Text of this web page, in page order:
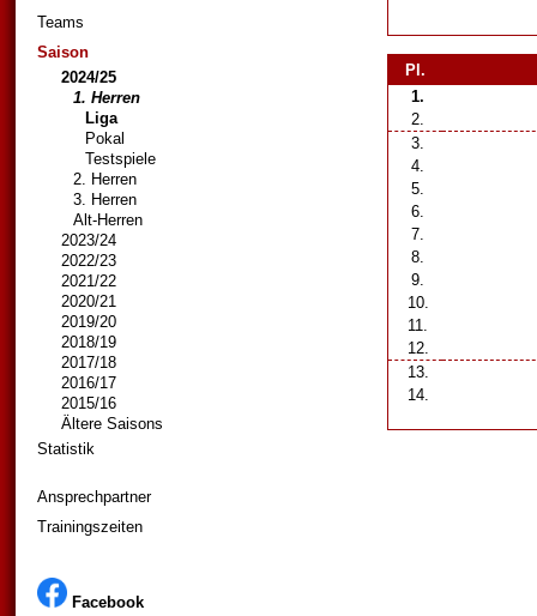
Teams
Saison
2024/25
1. Herren
Liga
Pokal
Testspiele
2. Herren
3. Herren
Alt-Herren
2023/24
2022/23
2021/22
2020/21
2019/20
2018/19
2017/18
2016/17
2015/16
Ältere Saisons
Statistik
Ansprechpartner
Trainingszeiten
Facebook
Pl.
1.
2.
3.
4.
5.
6.
7.
8.
9.
10.
11.
12.
13.
14.